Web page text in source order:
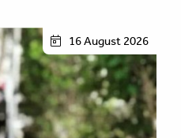
16 August 2026